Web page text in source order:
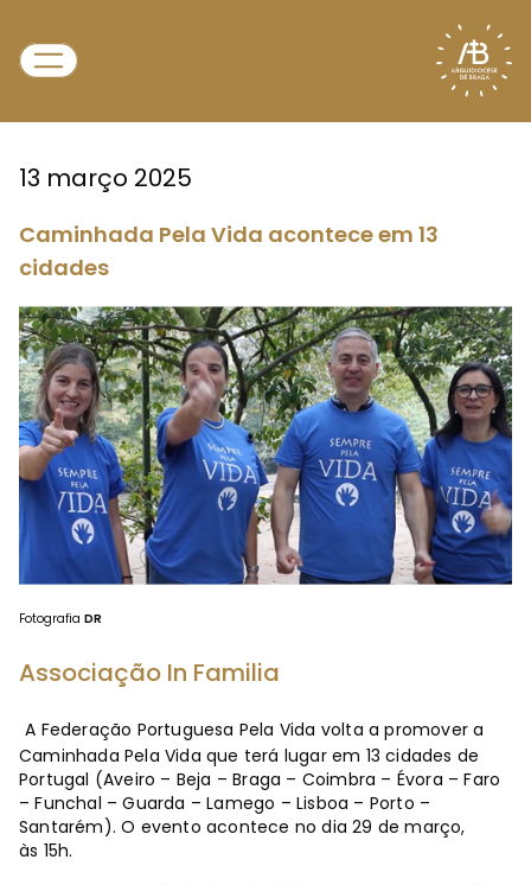
13 março 2025
Caminhada Pela Vida acontece em 13
cidades
Fotografia DR
Associação In Familia
A Federação Portuguesa Pela Vida volta a promover a
Caminhada Pela Vida que terá lugar em 13 cidades de
Portugal (Aveiro – Beja – Braga – Coimbra – Évora – Faro
– Funchal – Guarda – Lamego – Lisboa – Porto –
Santarém). O evento acontece no dia 29 de março,
às 15h.